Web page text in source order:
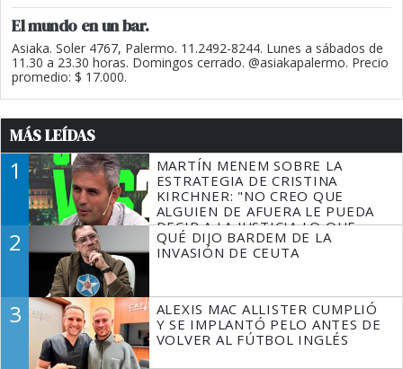
El mundo en un bar.
Asiaka. Soler 4767, Palermo. 11.2492-8244. Lunes a sábados de
11.30 a 23.30 horas. Domingos cerrado. @asiakapalermo. Precio
promedio: $ 17.000.
MÁS LEÍDAS
1
MARTÍN MENEM SOBRE LA
ESTRATEGIA DE CRISTINA
KIRCHNER: "NO CREO QUE
ALGUIEN DE AFUERA LE PUEDA
DECIR A LA JUSTICIA LO QUE
TIENE QUE HACER"
2
QUÉ DIJO BARDEM DE LA
INVASIÓN DE CEUTA
3
ALEXIS MAC ALLISTER CUMPLIÓ
Y SE IMPLANTÓ PELO ANTES DE
VOLVER AL FÚTBOL INGLÉS